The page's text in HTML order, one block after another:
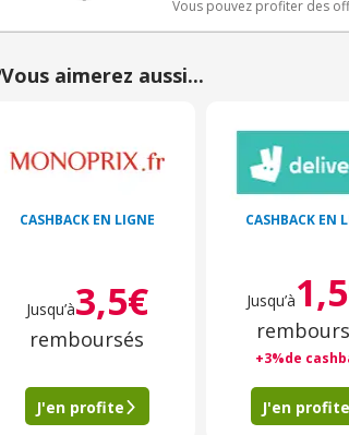
Vous pouvez profiter des
Vous aimerez aussi...
CASHBACK EN LIGNE
Jusqu’à3,5€
remboursés
J'en profite
CASHBACK EN
Jusqu’à
+3%de
J'en profite